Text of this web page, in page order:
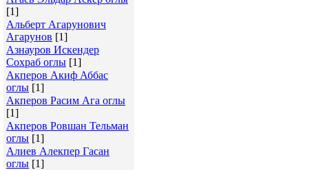
[1]
Альберт Агарунович
Агарунов [1]
Азнауров Искендер
Сохраб оглы [1]
Акперов Акиф Аббас
оглы [1]
Акперов Расим Ага оглы
[1]
Акперов Ровшан Тельман
оглы [1]
Алиев Алекпер Гасан
оглы [1]